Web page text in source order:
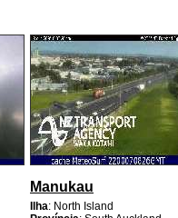
Manukau
Ilha: North Island